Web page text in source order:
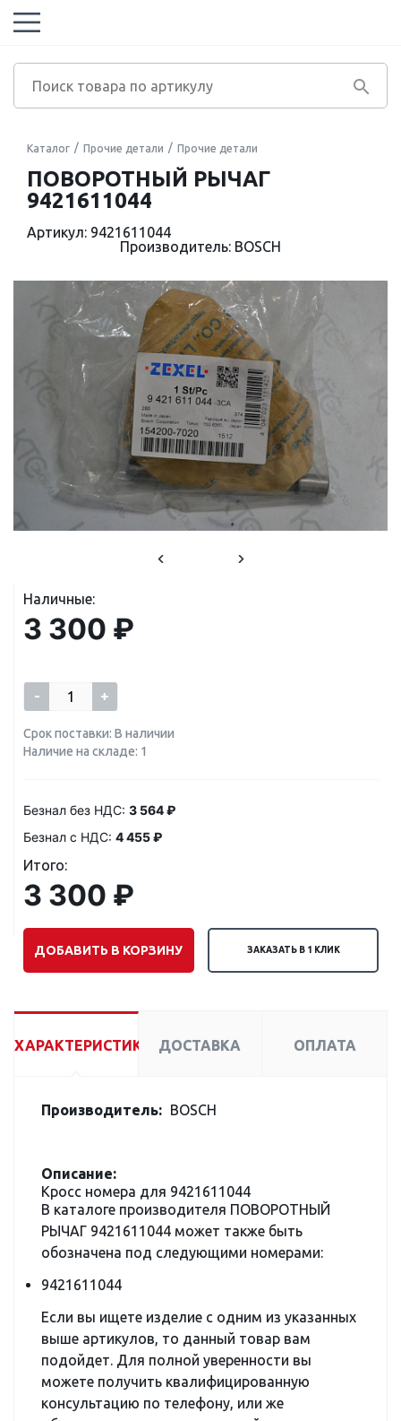
Каталог Прочие детали Прочие детали
ПОВОРОТНЫЙ РЫЧАГ
9421611044
Артикул: 9421611044
Производитель: BOSCH
Наличные:
3 300 ₽
- +
Срок поставки: В наличии
Наличие на складе: 1
Безнал без НДС: 3 564 ₽
Безнал с НДС: 4 455 ₽
Итого:
3 300 ₽
ДОБАВИТЬ В КОРЗИНУ ЗАКАЗАТЬ В 1 КЛИК
ХАРАКТЕРИСТИКИ ДОСТАВКА ОПЛАТА
Производитель: BOSCH
Описание:
Кросс номера для 9421611044
В каталоге производителя ПОВОРОТНЫЙ
РЫЧАГ 9421611044 может также быть
обозначена под следующими номерами:
9421611044
Если вы ищете изделие с одним из указанных
выше артикулов, то данный товар вам
подойдет. Для полной уверенности вы
можете получить квалифицированную
консультацию по телефону, или же